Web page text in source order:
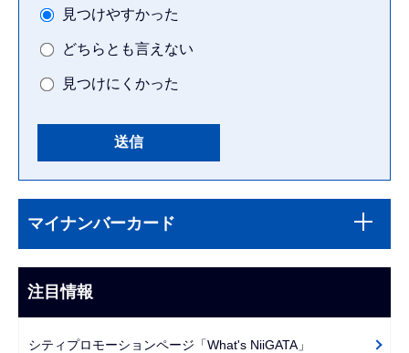
見つけやすかった
どちらとも言えない
見つけにくかった
文
こ
ま
で
ビ
ー
マイナンバーカード
注目情報
シティプロモーションページ「What's NiiGATA」